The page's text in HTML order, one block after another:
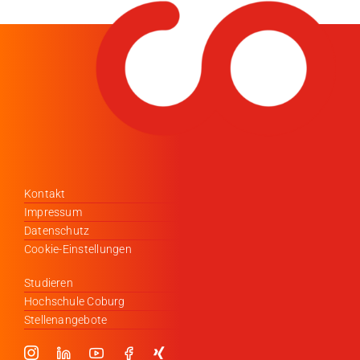
Stellenangebote
Kontakt
Impressum
Datenschutz
Cookie-Einstellungen
Studieren
Hochschule Coburg
Stellenangebote